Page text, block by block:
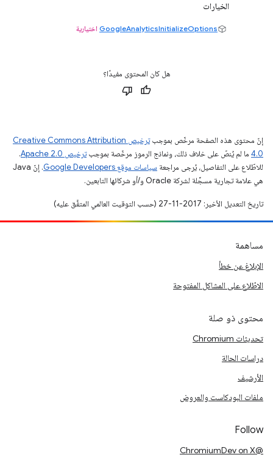
الخيارات
GoogleAnalyticsInitializeOptions اختيارية
هل كان المحتوى مفيدًا؟
إنّ محتوى هذه الصفحة مرخّص بموجب
ترخيص Creative Commons Attribution
4.0‏ ما لم يُنصّ على خلاف ذلك، ونماذج الرموز مرخّصة بموجبترخيص Apache 2.0‏
.
للاطّلاع على التفاصيل، يُرجى مراجعة سياسات موقع Google Developers‏
. إنّ Java
هي علامة تجارية مسجَّلة لشركة Oracle و/أو شركائها التابعين.
تاريخ التعديل الأخير: 2017-11-27 (حسب التوقيت العالمي المتفَّق عليه)
مساهمة
الإبلاغ عن خطأ
الاطّلاع على المشاكل المفتوحة
محتوى ذو صلة
تحديثات Chromium
دراسات الحالة
الأرشيف
ملفات البودكاست والعروض
Follow
@ChromiumDev on X